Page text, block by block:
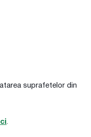
suprafetelor din
.